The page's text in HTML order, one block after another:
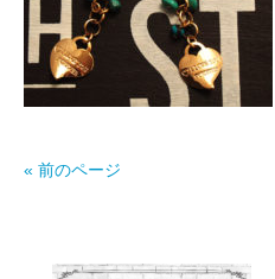
« 前のページ